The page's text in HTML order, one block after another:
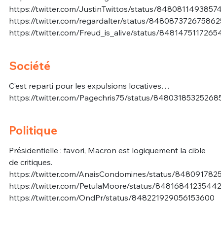
https://twitter.com/JustinTwittos/status/
https://twitter.com/regardalter/status/
https://twitter.com/Freud_is_alive/status/
Société
C’est reparti pour les expulsions locatives…
https://twitter.com/Pagechris75/status/
Politique
Présidentielle : favori, Macron est logiquement la cible
de critiques.
https://twitter.com/AnaisCondomines/status/
https://twitter.com/PetulaMoore/status/
https://twitter.com/OndPr/status/848221929056153600